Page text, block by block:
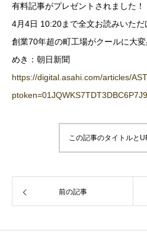
有料記事がプレゼントされました！
4月4日 10:20まで全文お読みいただ
創業70年超の町工場がクールに大
めき：朝日新聞
https://digital.asahi.com/articles/
この記事のタイトルと
前の記事